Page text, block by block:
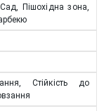
Пішохідна зона,
Стійкість до